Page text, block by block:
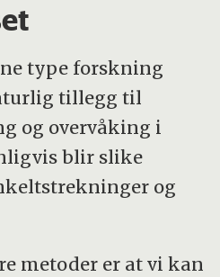
type forskning
tillegg til
og overvåking i
blir slike
og
metoder er at vi kan